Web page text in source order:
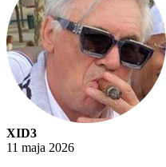
XID3
11 maja 2026